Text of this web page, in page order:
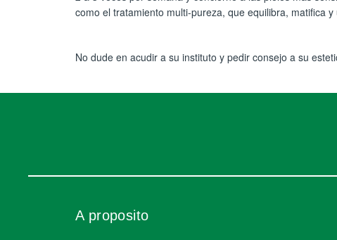
como el tratamiento multi-pureza, que equilibra, matifica
No dude en acudir a su instituto y pedir consejo a su
A proposito